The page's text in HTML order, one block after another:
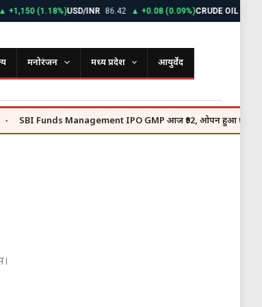
(1.18%) USD/INR 86.42 ▲ +0.08 (0.09%) CRUDE OIL $72.85
मनोरंजन मध्य प्रदेश आयुर्वेद
Management IPO GMP आज ₹92, ओपन हुआ ₹9,813 करोड़ का